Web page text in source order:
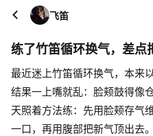
飞笛
练了竹笛循环换气，差点
最近迷上竹笛循环换气，本来
结果一上嘴就乱：脸颊鼓得像
天照着方法练：先用脸颊存气
一口，再用腹部把新气顶出去